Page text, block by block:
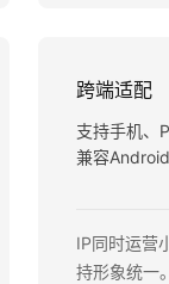
跨端适配
支持手机、
兼容
IP同时运营
持形象统一。